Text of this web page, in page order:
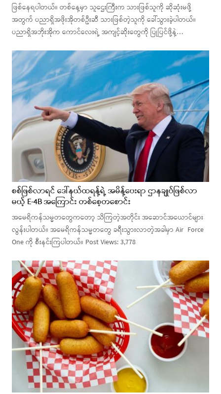
ဖြစ်နေရပါတယ်။ တစ်နေ့မှာ သူဌေးကြီးက သားဖြစ်သူကို ဆိုဆုံးမဖို့
အတွက် ပညာရှိအဖိုးအိုတစ်ဦးဆီ သားဖြစ်တဲ့သူကို ခေါ်သွားခဲ့ပါတယ်။
ပညာရှိအဘိုးအိုက ကောင်လေးရဲ့ အကျင့်ဆိုးတွေကို ပြုပြင်ဖို့နဲ့…
စစ်ဖြစ်လာရင် ဒေါ်နယ်ထရန့်ရဲ့ အမိန့်ပေးရာ ဌာနချုပ်ဖြစ်လာ
မယ့် E-4B အကြောင်း တစ်စေ့တစောင်း
အမေရိကန်သမ္မတတွေကတော့ သိကြတဲ့အတိုင်း အဆောင်အယောင်များ
လွန်းပါတယ်။ အမေရိကန်သမ္မတတွေ ခရီးသွားလာတဲ့အခါမှာ Air Force
One ကို စီးနင်းကြပါတယ်။ Post Views: 3,778